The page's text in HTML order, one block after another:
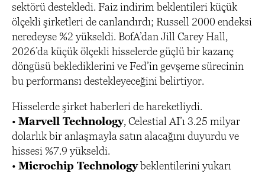
sektörü destekledi. Faiz indirim beklentileri küçük
ölçekli şirketleri de canlandırdı; Russell 2000 endeksi
neredeyse %2 yükseldi. BofA’dan Jill Carey Hall,
2026’da küçük ölçekli hisselerde güçlü bir kazanç
döngüsü beklediklerini ve Fed’in gevşeme sürecinin
bu performansı destekleyeceğini belirtiyor.
Hisselerde şirket haberleri de hareketliydi.
• Marvell Technology, Celestial AI’ı 3.25 milyar
dolarlık bir anlaşmayla satın alacağını duyurdu ve
hissesi %7.9 yükseldi.
• Microchip Technologybeklentilerini yukarı